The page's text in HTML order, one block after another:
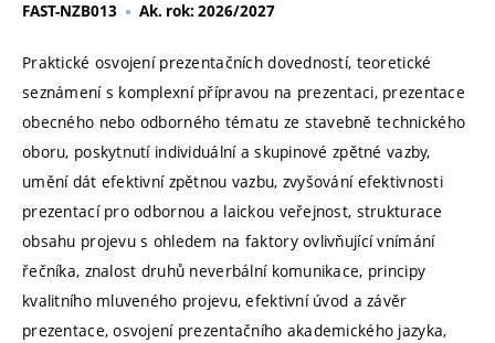
FAST-NZB013 Ak. rok: 2026/2027
Praktické osvojení prezentačních dovedností, teoretické
seznámení s komplexní přípravou na prezentaci, prezentace
obecného nebo odborného tématu ze stavebně technického
oboru, poskytnutí individuální a skupinové zpětné vazby,
umění dát efektivní zpětnou vazbu, zvyšování efektivnosti
prezentací pro odbornou a laickou veřejnost, strukturace
obsahu projevu s ohledem na faktory ovlivňující vnímání
řečníka, znalost druhů neverbální komunikace, principy
kvalitního mluveného projevu, efektivní úvod a závěr
prezentace, osvojení prezentačního akademického jazyka,